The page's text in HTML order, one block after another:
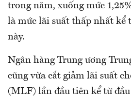
trong năm, xuống mức
là mức lãi suất thấp nhất kể
này.
Ngân hàng Trung ương
cũng vừa cắt giảm lãi suất
(MLF) lần đầu tiên kể từ đầu